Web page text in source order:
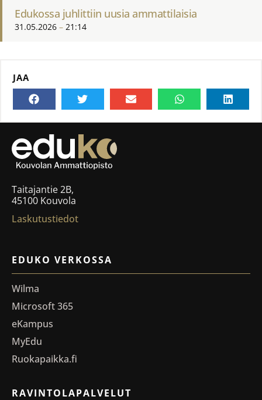
Edukossa juhlittiin uusia ammattilaisia
31.05.2026 21:14
JAA
Taitajantie 2B,
45100 Kouvola
Laskutustiedot
EDUKO VERKOSSA
Wilma
Microsoft 365
eKampus
MyEdu
Ruokapaikka.fi
RAVINTOLAPALVELUT